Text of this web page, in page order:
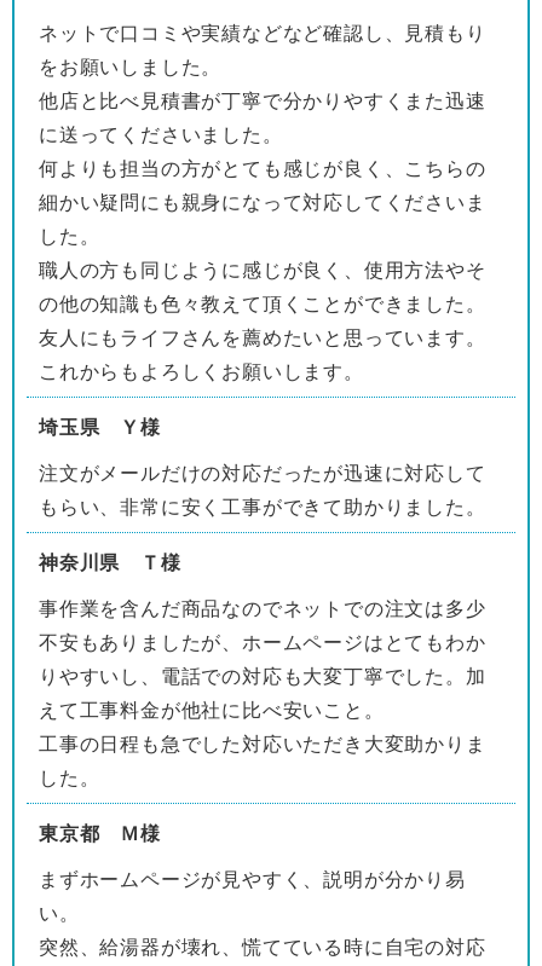
ネットで口コミや実績などなど確認し、見積もり
をお願いしました。
他店と比べ見積書が丁寧で分かりやすくまた迅速
に送ってくださいました。
何よりも担当の方がとても感じが良く、こちらの
細かい疑問にも親身になって対応してくださいま
した。
職人の方も同じように感じが良く、使用方法やそ
の他の知識も色々教えて頂くことができました。
友人にもライフさんを薦めたいと思っています。
これからもよろしくお願いします。
埼玉県 Ｙ様
注文がメールだけの対応だったが迅速に対応して
もらい、非常に安く工事ができて助かりました。
神奈川県 Ｔ様
事作業を含んだ商品なのでネットでの注文は多少
不安もありましたが、ホームページはとてもわか
りやすいし、電話での対応も大変丁寧でした。加
えて工事料金が他社に比べ安いこと。
工事の日程も急でした対応いただき大変助かりま
した。
東京都 Ｍ様
まずホームページが見やすく、説明が分かり易
い。
突然、給湯器が壊れ、慌てている時に自宅の対応